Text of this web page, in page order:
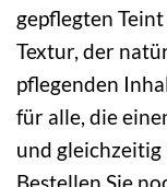
gepflegten
Textur, der
pflegenden
für alle, die
und